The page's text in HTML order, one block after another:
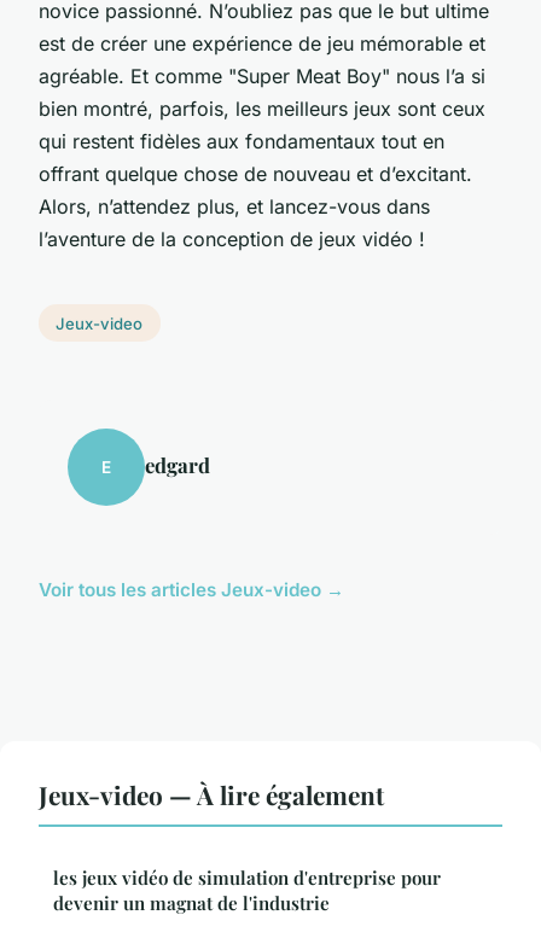
novice passionné. N’oubliez pas que le but ultime
est de créer une expérience de jeu mémorable et
agréable. Et comme "Super Meat Boy" nous l’a si
bien montré, parfois, les meilleurs jeux sont ceux
qui restent fidèles aux fondamentaux tout en
offrant quelque chose de nouveau et d’excitant.
Alors, n’attendez plus, et lancez-vous dans
l’aventure de la conception de jeux vidéo !
Jeux-video
E edgard
Voir tous les articles Jeux-video →
Jeux-video — À lire également
les jeux vidéo de simulation d'entreprise pour
devenir un magnat de l'industrie